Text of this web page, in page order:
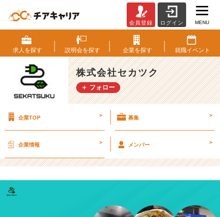
カ
ツ
ク
の
E
B
入
L.
【株
会員登録 ログイン MENU
求人を探す 説明会を探す 企業を探す 就職イベント
株式会社セカツク
＋ フォロー
企業TOP > 募集 >
企業情報 > メンバー >